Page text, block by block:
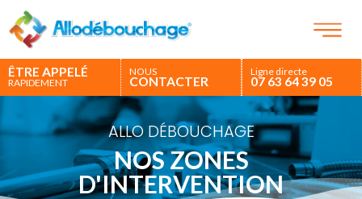
ÊTRE APPELÉ
RAPIDEMENT
NOUS
CONTACTER
Ligne directe
07 63 64 39 05
ALLO DÉBOUCHAGE
NOS ZONES
D'INTERVENTION